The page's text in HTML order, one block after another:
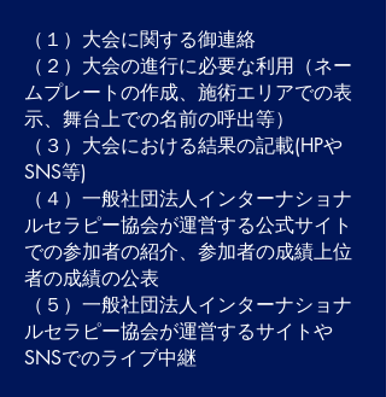
（１）大会に関する御連絡
（２）大会の進行に必要な利用（ネー
ムプレートの作成、施術エリアでの表
示、舞台上での名前の呼出等）
（３）大会における結果の記載(HPや
SNS等)
（４）一般社団法人インターナショナ
ルセラピー協会が運営する公式サイト
での参加者の紹介、参加者の成績上位
者の成績の公表
（５）一般社団法人インターナショナ
ルセラピー協会が運営するサイトや
SNSでのライブ中継